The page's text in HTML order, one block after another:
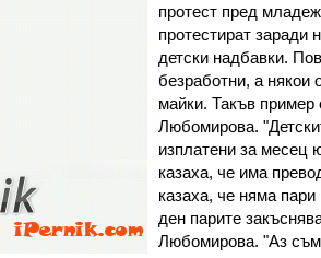
протест пред
протестират заради
детски надбавки.
безработни, а някои
майки. Такъв пример
Любомирова.
изплатени за месец
казаха, че има
казаха, че няма пари
ден парите
Любомирова. "Аз